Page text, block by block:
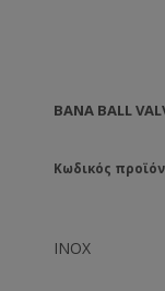
ΒΆΝΑ BALL
Κωδικός
ΙΝΟΧ